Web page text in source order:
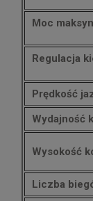
Moc
Regulacja
Prędkość
Wydajność
Wysokość
Liczba